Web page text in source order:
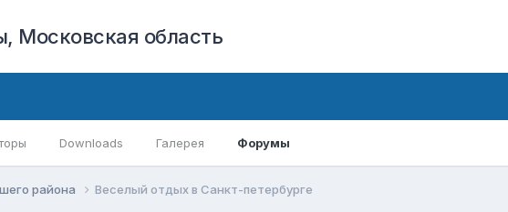
область
Downloads Галерея Форумы
района Веселый отдых в Санкт-петербурге